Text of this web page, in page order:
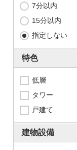
7分以内
15分以内
指定しない
特色
低層
タワー
戸建て
建物設備